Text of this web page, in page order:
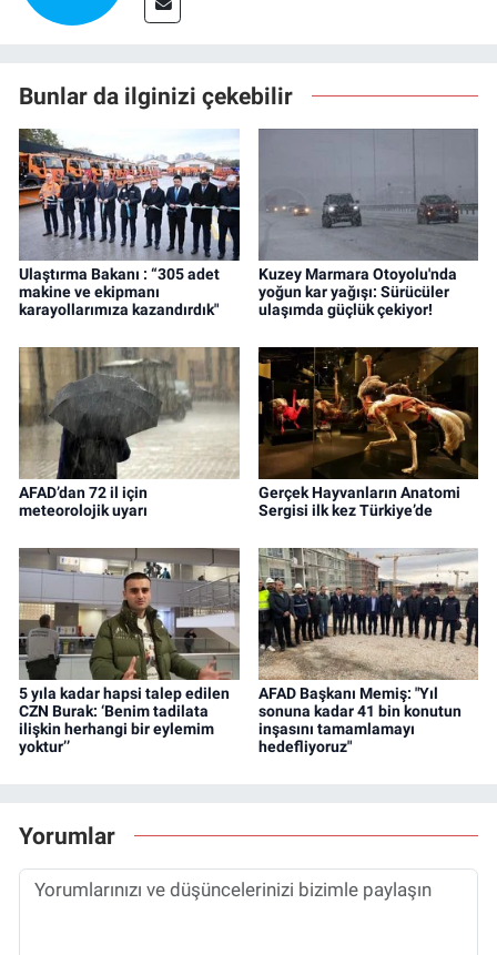
Bunlar da ilginizi çekebilir
Ulaştırma Bakanı : “305 adet
makine ve ekipmanı
karayollarımıza kazandırdık"
Kuzey Marmara Otoyolu'nda
yoğun kar yağışı: Sürücüler
ulaşımda güçlük çekiyor!
AFAD’dan 72 il için
meteorolojik uyarı
Gerçek Hayvanların Anatomi
Sergisi ilk kez Türkiye’de
5 yıla kadar hapsi talep edilen
CZN Burak: ‘Benim tadilata
ilişkin herhangi bir eylemim
yoktur’’
AFAD Başkanı Memiş: "Yıl
sonuna kadar 41 bin konutun
inşasını tamamlamayı
hedefliyoruz"
Yorumlar